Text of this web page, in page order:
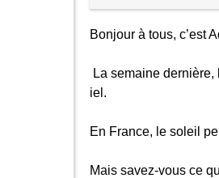
Bonjour à tous, c’est
La semaine dernière,
iel.
En France, le soleil
Mais savez-vous ce